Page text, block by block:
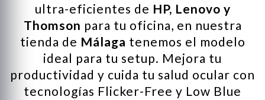
ultra-eficientes de HP, Lenovo y
Thomson para tu oficina, en nuestra
tienda de Málaga tenemos el modelo
ideal para tu setup. Mejora tu
productividad y cuida tu salud ocular con
tecnologías Flicker-Free y Low Blue